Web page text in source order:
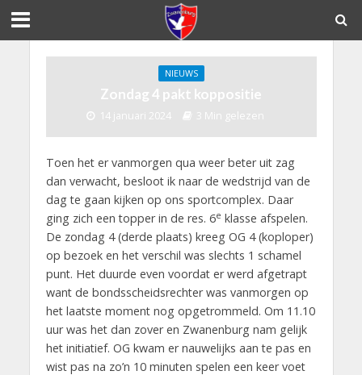
NIEUWS
Zondag 4 pakt koppositie
14 januari 2024 3 Min gelezen
Toen het er vanmorgen qua weer beter uit zag
dan verwacht, besloot ik naar de wedstrijd van de
dag te gaan kijken op ons sportcomplex. Daar
ging zich een topper in de res. 6e klasse afspelen.
De zondag 4 (derde plaats) kreeg OG 4 (koploper)
op bezoek en het verschil was slechts 1 schamel
punt. Het duurde even voordat er werd afgetrapt
want de bondsscheidsrechter was vanmorgen op
het laatste moment nog opgetrommeld. Om 11.10
uur was het dan zover en Zwanenburg nam gelijk
het initiatief. OG kwam er nauwelijks aan te pas en
wist pas na zo’n 10 minuten spelen een keer voet